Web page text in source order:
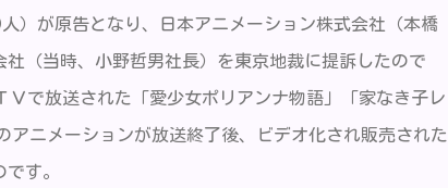
）が原告となり、日本アニメーション株式会社（本橋
（当時、小野哲男社長）を東京地裁に提訴したので
で放送された「愛少女ポリアンナ物語」「家なき子レ
ニメーションが放送終了後、ビデオ化され販売された
す。